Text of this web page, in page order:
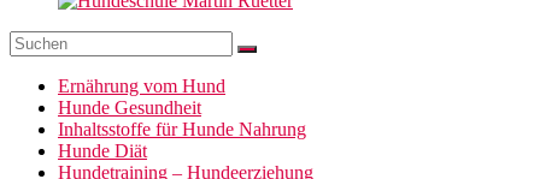
Ernährung vom Hund
Hunde Gesundheit
Inhaltsstoffe für Hunde Nahrung
Hunde Diät
Hundetraining – Hundeerziehung